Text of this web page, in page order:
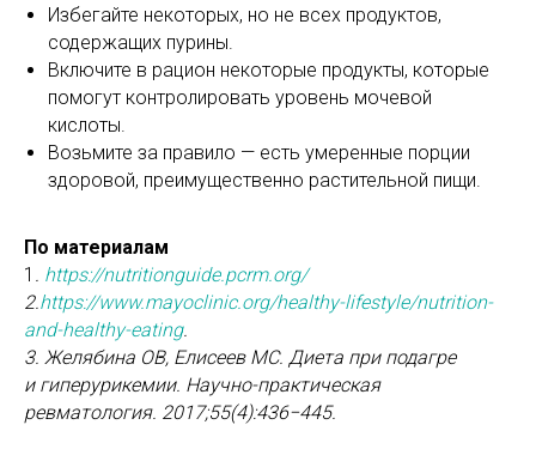
Избегайте некоторых, но не всех продуктов,
содержащих пурины.
Включите в рацион некоторые продукты, которые
помогут контролировать уровень мочевой
кислоты.
Возьмите за правило — есть умеренные порции
здоровой, преимущественно растительной пищи.
По материалам
1 . https://nutritionguide.pcrm.org/
2.https://www.mayoclinic.org/healthy-lifestyle/nutrition-
and-healthy-eating.
3. Желябина ОВ, Елисеев МС. Диета при подагре
и гиперурикемии. Научно-практическая
ревматология. 2017;55(4):436−445.